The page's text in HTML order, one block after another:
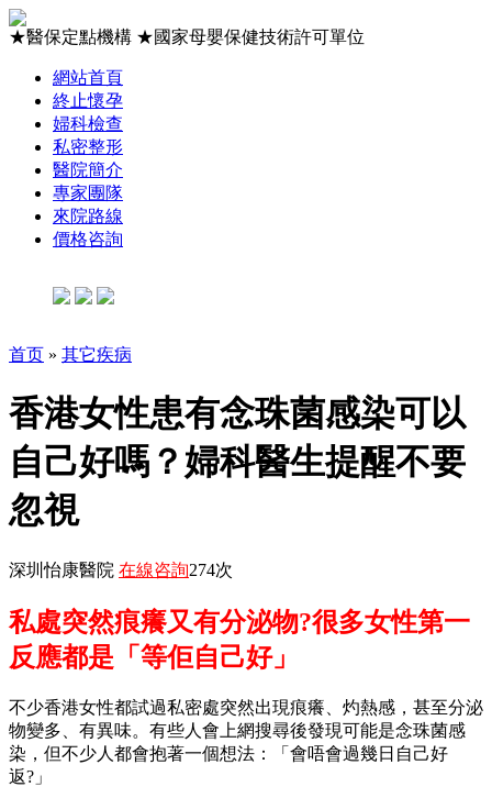
★醫保定點機構 ★國家母嬰保健技術許可單位
網站首頁
終止懷孕
婦科檢查
私密整形
醫院簡介
專家團隊
來院路線
價格咨詢
首页 » 其它疾病
香港女性患有念珠菌感染可以
自己好嗎？婦科醫生提醒不要
忽視
深圳怡康醫院 在線咨詢274次
私處突然痕癢又有分泌物?很多女性第一
反應都是「等佢自己好」
不少香港女性都試過私密處突然出現痕癢、灼熱感，甚至分泌
物變多、有異味。有些人會上網搜尋後發現可能是念珠菌感
染，但不少人都會抱著一個想法：「會唔會過幾日自己好
返?」